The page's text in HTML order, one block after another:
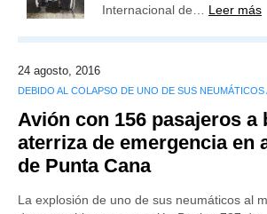
Internacional de… Leer más
24 agosto, 2016
DEBIDO AL COLAPSO DE UNO DE SUS NEUMÁTICOS
Avión con 156 pasajeros a
aterriza de emergencia en
de Punta Cana
La explosión de uno de sus neumáticos al